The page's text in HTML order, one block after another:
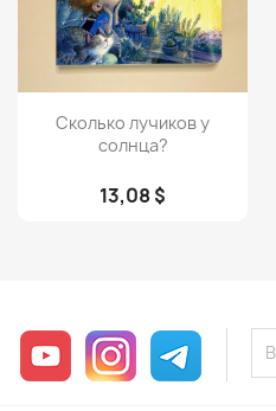
Просмотр
Сколько лучиков у
солнца?
13,08 $
YouTube InstagramTelegram